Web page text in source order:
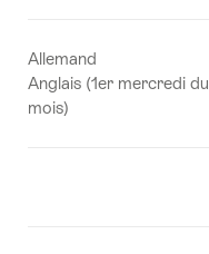
Allemand
Anglais (1er mercredi du
mois)